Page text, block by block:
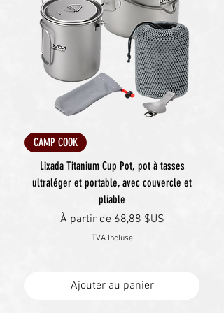
CAMP COOK
Lixada Titanium Cup Pot, pot à tasses
ultraléger et portable, avec couvercle et
pliable
À partir de 68,88 $US
Prix promotionnel
TVA Incluse
Ajouter au panier